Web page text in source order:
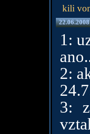
kili
1:
2:
3: